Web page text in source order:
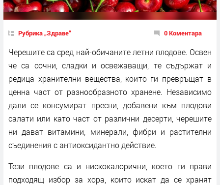
Рубрика „Здраве“ 0 Коментара
Черешите са сред най-обичаните летни плодове. Освен
че са сочни, сладки и освежаващи, те съдържат и
редица хранителни вещества, които ги превръщат в
ценна част от разнообразното хранене. Независимо
дали се консумират пресни, добавени към плодови
салати или като част от различни десерти, черешите
ни дават витамини, минерали, фибри и растителни
съединения с антиоксидантно действие.
Тези плодове са и нискокалорични, което ги прави
подходящ избор за хора, които искат да се хранят